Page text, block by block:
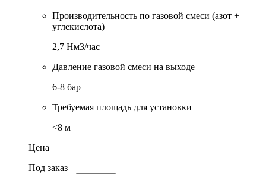
Производительность по газовой смеси (азот +
углекислота)
2,7 Нм3/час
Давление газовой смеси на выходе
6-8 бар
Требуемая площадь для установки
<8 м
Цена
Под заказ